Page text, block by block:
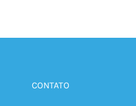
CONTATO